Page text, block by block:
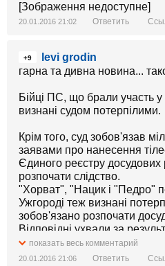
[Зображення недоступне]
20.01.2016 21:02 Ответить
+9
levi grodin
гарна та дивна новина...
Бійці ПС, що брали участь у
визнані судом потерпілими.
Крім того, суд зобов'язав
заявами про нанесення
Єдиного реєстру досудових
розпочати слідство.
"Хорват", "Нацик і "Педро"
Ужгороді теж визнані
зобов'язано розпочати
Відповідні ухвали за
адвокатів взятих під варту
сьогодні Ужгородський
показать весь комментарий
20.01.2016 21:06 Ответить